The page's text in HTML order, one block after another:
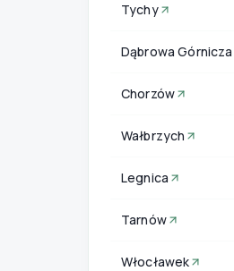
Tychy
Dąbrowa Górnicza
Chorzów
Wałbrzych
Legnica
Tarnów
Włocławek